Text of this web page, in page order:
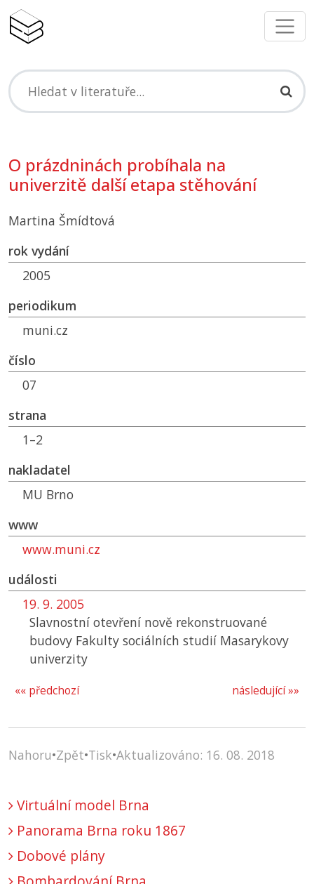
O prázdninách probíhala na
univerzitě další etapa stěhování
Martina Šmídtová
rok vydání
2005
periodikum
muni.cz
číslo
07
strana
1–2
nakladatel
MU Brno
www
www.muni.cz
události
19. 9. 2005
Slavnostní otevření nově rekonstruované
budovy Fakulty sociálních studií Masarykovy
univerzity
následující »»
«« předchozí
Nahoru•Zpět•Tisk•Aktualizováno: 16. 08. 2018
Virtuální model Brna
Panorama Brna roku 1867
Dobové plány